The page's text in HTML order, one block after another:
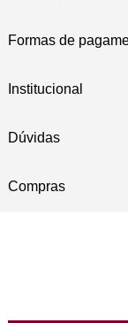
Formas de
Institucional
Dúvidas
Compras